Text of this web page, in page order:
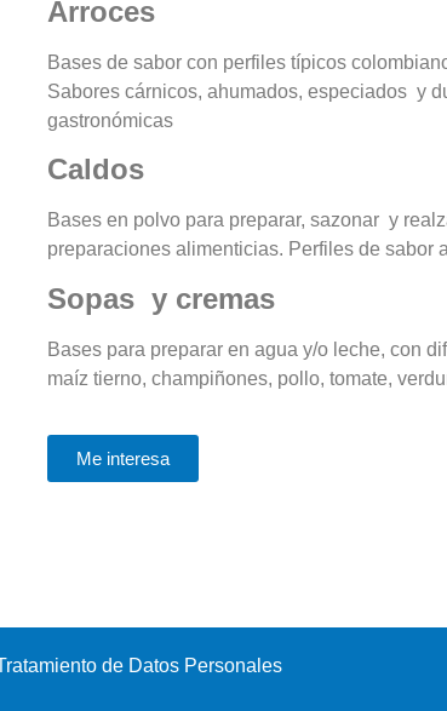
Arroces
Bases de sabor con perfiles típicos
Sabores cárnicos, ahumados, especiados y
gastronómicas
Caldos
Bases en polvo para preparar, sazonar y
preparaciones alimenticias. Perfiles de sabor
Sopas y cremas
Bases para preparar en agua y/o leche, con
maíz tierno, champiñones, pollo, tomate,
Me interesa
de Datos Personales